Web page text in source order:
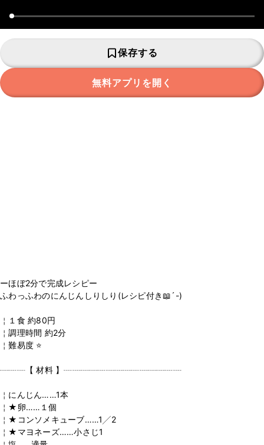
保存する
無料アプリを開く
ーほぼ2分で完成レシピー
ふわっふわのにんじんしりしり(レシピ付き📖´-)
￤１食 約80円
￤調理時間 約2分
￤難易度 ⭐️
┈┈┈【 材料 】┈┈┈┈┈┈┈┈┈┈┈┈┈┈
￤にんじん……1本
￤★卵……１個
￤★コンソメキューブ……1╱2
￤★マヨネーズ……小さじ1